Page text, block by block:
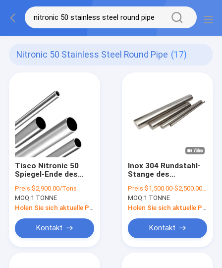
Nitronic 50 Stainless Steel Round Pipe (17)
Tisco Nitronic 50
Spiegel-Ende des
Rohr-8K
Preis:$2,900.00/Tons
MOQ:1 TONNE
Kontakt
Inox 304 Rundstahl-
Stange des
300 der Reihen-
100mm
Preis:$1,500.00-$2,500.00/Ton
MOQ:1 TONNE
Kontakt